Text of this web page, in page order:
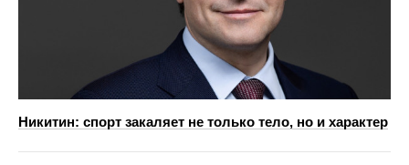
Никитин: спорт закаляет не только тело, но и характер